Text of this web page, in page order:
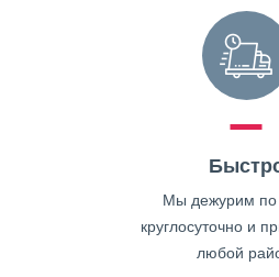
Мы дежурим по
круглосуточно и
любой